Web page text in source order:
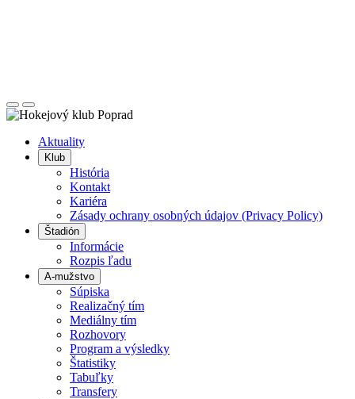
Posunúť
doľava
Posunúť
doprava
Aktuality
Klub
História
Kontakt
Kariéra
Zásady ochrany osobných údajov (Privacy Policy)
Štadión
Informácie
Rozpis ľadu
A-mužstvo
Súpiska
Realizačný tím
Mediálny tím
Rozhovory
Program a výsledky
Štatistiky
Tabuľky
Transfery